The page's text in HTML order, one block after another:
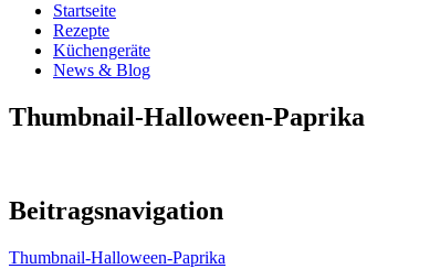
Startseite
Rezepte
Küchengeräte
News & Blog
Thumbnail-Halloween-Paprika
Beitragsnavigation
Thumbnail-Halloween-Paprika